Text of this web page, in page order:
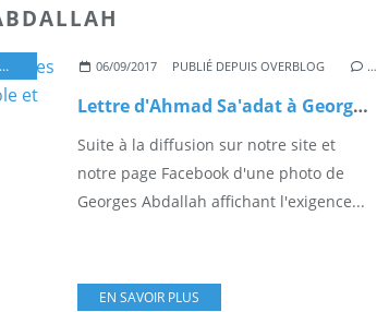
06/09/2017 PUBLIÉ DEPUIS OVERBLOG …
Lettre d'Ahmad Sa'adat à Georges Abdallah : Tu restes un symbole et un modèle à suivre !
Suite à la diffusion sur notre site et
notre page Facebook d'une photo de
Georges Abdallah affichant l'exigence...
EN SAVOIR PLUS